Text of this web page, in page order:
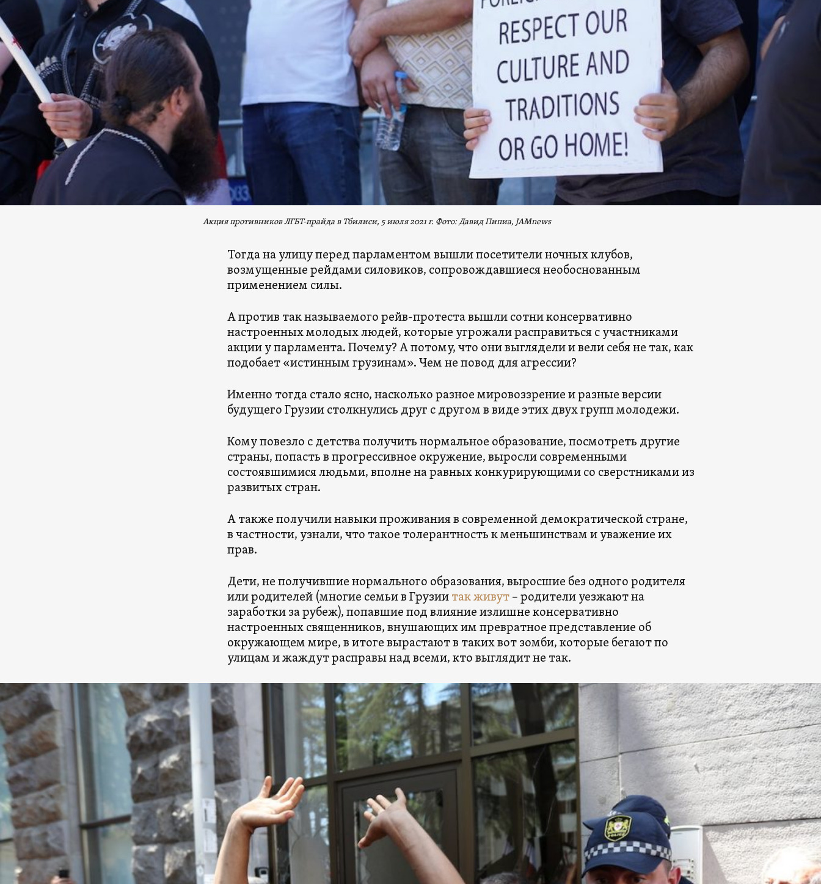
Акция противников ЛГБТ-прайда в Тбилиси, 5 июля 2021 г. Фото: Давид Пипиа, JAMnews
Тогда на улицу перед парламентом вышли посетители ночных клубов,
возмущенные рейдами силовиков, сопровождавшиеся необоснованным
применением силы.
А против так называемого рейв-протеста вышли сотни консервативно
настроенных молодых людей, которые угрожали расправиться с участниками
акции у парламента. Почему? А потому, что они выглядели и вели себя не так, как
подобает «истинным грузинам». Чем не повод для агрессии?
Именно тогда стало ясно, насколько разное мировоззрение и разные версии
будущего Грузии столкнулись друг с другом в виде этих двух групп молодежи.
Кому повезло с детства получить нормальное образование, посмотреть другие
страны, попасть в прогрессивное окружение, выросли современными
состоявшимися людьми, вполне на равных конкурирующими со сверстниками из
развитых стран.
А также получили навыки проживания в современной демократической стране,
в частности, узнали, что такое толерантность к меньшинствам и уважение их
прав.
Дети, не получившие нормального образования, выросшие без одного родителя
или родителей (многие семьи в Грузиитак живут– родители уезжают на
заработки за рубеж), попавшие под влияние излишне консервативно
настроенных священников, внушающих им превратное представление об
окружающем мире, в итоге вырастают в таких вот зомби, которые бегают по
улицам и жаждут расправы над всеми, кто выглядит не так.